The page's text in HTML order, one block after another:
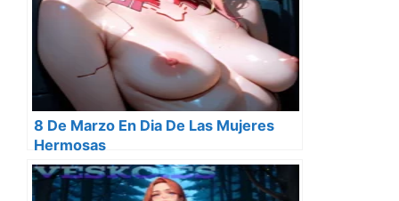
8 De Marzo En Dia De Las Mujeres
Hermosas